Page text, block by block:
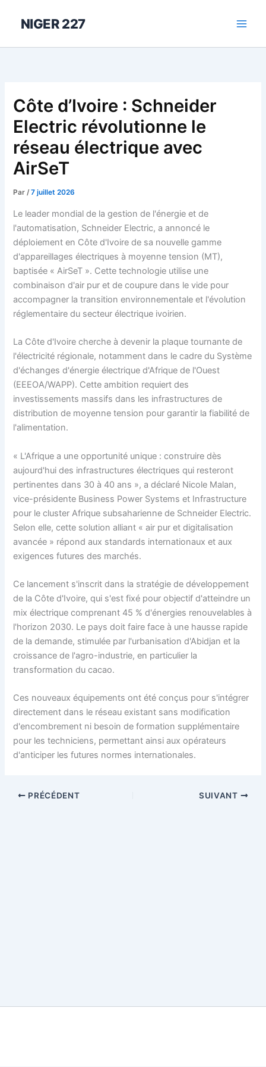
NIGER 227
Côte d’Ivoire : Schneider
Electric révolutionne le
réseau électrique avec
AirSeT
Par/7 juillet 2026
Le leader mondial de la gestion de l'énergie et de
l'automatisation, Schneider Electric, a annoncé le
déploiement en Côte d'Ivoire de sa nouvelle gamme
d'appareillages électriques à moyenne tension (MT),
baptisée « AirSeT ». Cette technologie utilise une
combinaison d'air pur et de coupure dans le vide pour
accompagner la transition environnementale et l'évolution
réglementaire du secteur électrique ivoirien.
La Côte d'Ivoire cherche à devenir la plaque tournante de
l'électricité régionale, notamment dans le cadre du Système
d'échanges d'énergie électrique d'Afrique de l'Ouest
(EEEOA/WAPP). Cette ambition requiert des
investissements massifs dans les infrastructures de
distribution de moyenne tension pour garantir la fiabilité de
l'alimentation.
« L'Afrique a une opportunité unique : construire dès
aujourd'hui des infrastructures électriques qui resteront
pertinentes dans 30 à 40 ans », a déclaré Nicole Malan,
vice-présidente Business Power Systems et Infrastructure
pour le cluster Afrique subsaharienne de Schneider Electric.
Selon elle, cette solution alliant « air pur et digitalisation
avancée » répond aux standards internationaux et aux
exigences futures des marchés.
Ce lancement s'inscrit dans la stratégie de développement
de la Côte d'Ivoire, qui s'est fixé pour objectif d'atteindre un
mix électrique comprenant 45 % d'énergies renouvelables à
l'horizon 2030. Le pays doit faire face à une hausse rapide
de la demande, stimulée par l'urbanisation d'Abidjan et la
croissance de l'agro-industrie, en particulier la
transformation du cacao.
Ces nouveaux équipements ont été conçus pour s'intégrer
directement dans le réseau existant sans modification
d'encombrement ni besoin de formation supplémentaire
pour les techniciens, permettant ainsi aux opérateurs
d'anticiper les futures normes internationales.
PRÉCÉDENT SUIVANT